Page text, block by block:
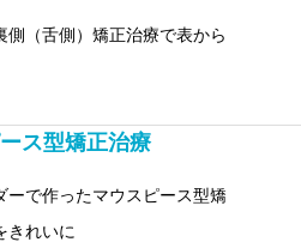
側（舌側）矯正治療で表から
ス型矯正治療
ーで作ったマウスピース型矯
きれいに